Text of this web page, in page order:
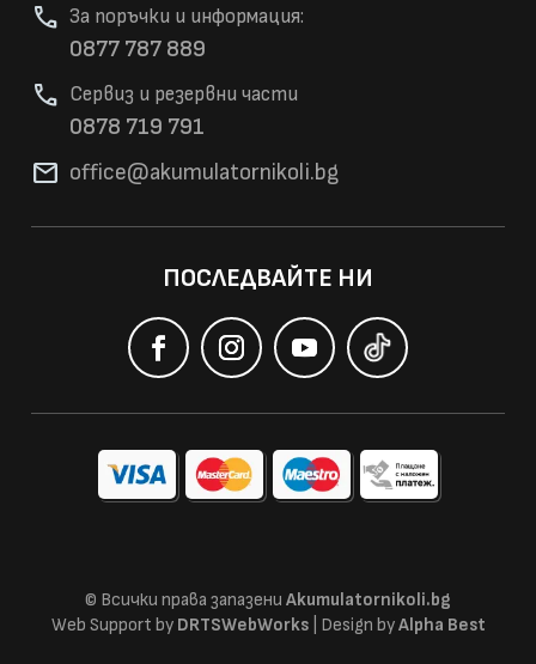
За поръчки и информация:
phone
0877 787 889
Сервиз и резервни части
phone
0878 719 791
mail office@akumulatornikoli.bg
ПОСЛЕДВАЙТЕ НИ
© Всички права запазени Akumulatornikoli.bg
Web Support by DRTSWebWorks| Design byAlpha Best